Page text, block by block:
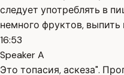
следует употреблять в
немного фруктов, выпить
16:53
Speaker A
Это топасия, аскеза".